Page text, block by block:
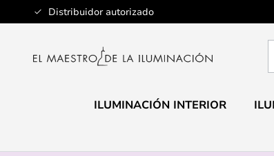
Distribuidor autorizado
Ir
al
ILUMINACIÓN INTERIOR